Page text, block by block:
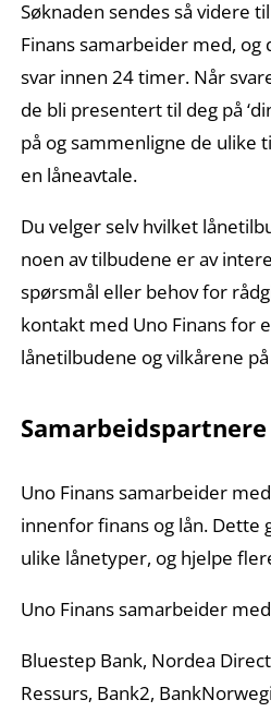
Søknaden sendes så videre
Finans samarbeider med, og
svar innen 24 timer. Når
de bli presentert til deg på
på og sammenligne de ulike
en låneavtale.
Du velger selv hvilket
noen av tilbudene er av
spørsmål eller behov for
kontakt med Uno Finans for
lånetilbudene og vilkårene
Samarbeidspartnere
Uno Finans samarbeider
innenfor finans og lån. Dette
ulike lånetyper, og hjelpe
Uno Finans samarbeider
Bluestep Bank, Nordea
Ressurs, Bank2,